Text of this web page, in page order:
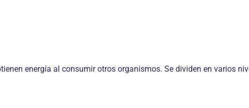
energía al consumir otros organismos. Se dividen en varios